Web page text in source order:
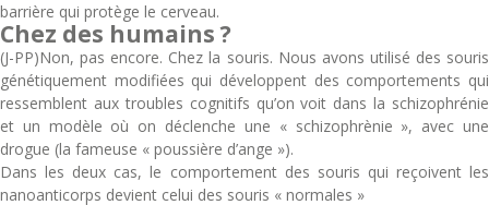
barrière qui protège le cerveau.
Chez des humains ?
(J-PP)Non, pas encore. Chez la souris. Nous avons utilisé des souris
génétiquement modifiées qui développent des comportements qui
ressemblent aux troubles cognitifs qu’on voit dans la schizophrénie
et un modèle où on déclenche une « schizophrènie », avec une
drogue (la fameuse « poussière d’ange »).
Dans les deux cas, le comportement des souris qui reçoivent les
nanoanticorps devient celui des souris « normales »